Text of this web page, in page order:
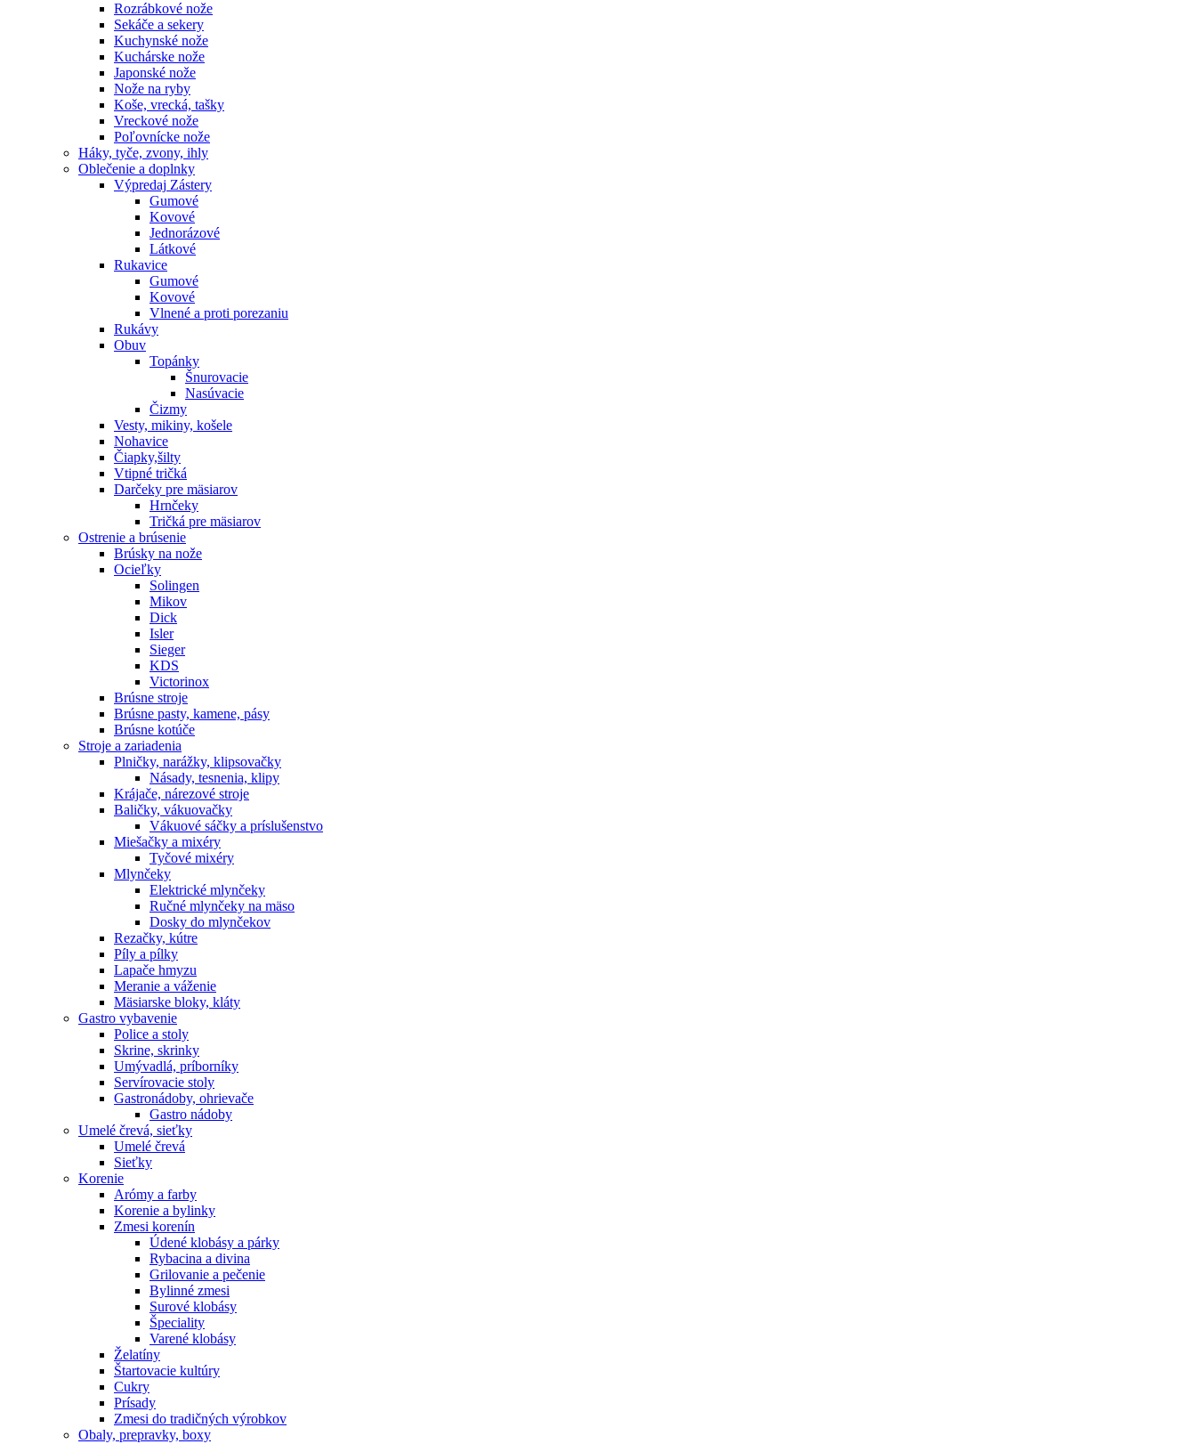
Rozrábkové nože
Sekáče a sekery
Kuchynské nože
Kuchárske nože
Japonské nože
Nože na ryby
Koše, vrecká, tašky
Vreckové nože
Poľovnícke nože
Háky, tyče, zvony, ihly
Oblečenie a doplnky
Výpredaj Zástery
Gumové
Kovové
Jednorázové
Látkové
Rukavice
Gumové
Kovové
Vlnené a proti porezaniu
Rukávy
Obuv
Topánky
Šnurovacie
Nasúvacie
Čizmy
Vesty, mikiny, košele
Nohavice
Čiapky,šilty
Vtipné tričká
Darčeky pre mäsiarov
Hrnčeky
Tričká pre mäsiarov
Ostrenie a brúsenie
Brúsky na nože
Ocieľky
Solingen
Mikov
Dick
Isler
Sieger
KDS
Victorinox
Brúsne stroje
Brúsne pasty, kamene, pásy
Brúsne kotúče
Stroje a zariadenia
Plničky, narážky, klipsovačky
Násady, tesnenia, klipy
Krájače, nárezové stroje
Baličky, vákuovačky
Vákuové sáčky a príslušenstvo
Miešačky a mixéry
Tyčové mixéry
Mlynčeky
Elektrické mlynčeky
Ručné mlynčeky na mäso
Dosky do mlynčekov
Rezačky, kútre
Píly a pílky
Lapače hmyzu
Meranie a váženie
Mäsiarske bloky, kláty
Gastro vybavenie
Police a stoly
Skrine, skrinky
Umývadlá, príborníky
Servírovacie stoly
Gastronádoby, ohrievače
Gastro nádoby
Umelé črevá, sieťky
Umelé črevá
Sieťky
Korenie
Arómy a farby
Korenie a bylinky
Zmesi korenín
Údené klobásy a párky
Rybacina a divina
Grilovanie a pečenie
Bylinné zmesi
Surové klobásy
Špeciality
Varené klobásy
Želatíny
Štartovacie kultúry
Cukry
Prísady
Zmesi do tradičných výrobkov
Obaly, prepravky, boxy